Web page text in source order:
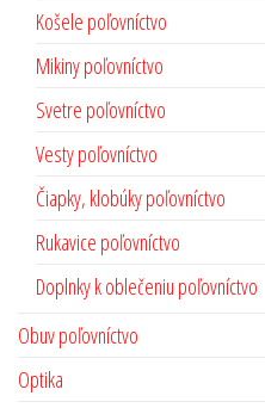
Košele poľovníctvo
Mikiny poľovníctvo
Svetre poľovníctvo
Vesty poľovníctvo
Čiapky, klobúky poľovníctvo
Rukavice poľovníctvo
Doplnky k oblečeniu poľovníctvo
Obuv poľovníctvo
Optika